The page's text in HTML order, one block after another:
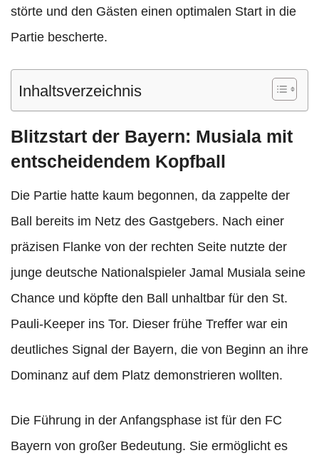
störte und den Gästen einen optimalen Start in die
Partie bescherte.
Inhaltsverzeichnis
Blitzstart der Bayern: Musiala mit
entscheidendem Kopfball
Die Partie hatte kaum begonnen, da zappelte der
Ball bereits im Netz des Gastgebers. Nach einer
präzisen Flanke von der rechten Seite nutzte der
junge deutsche Nationalspieler Jamal Musiala seine
Chance und köpfte den Ball unhaltbar für den St.
Pauli-Keeper ins Tor. Dieser frühe Treffer war ein
deutliches Signal der Bayern, die von Beginn an ihre
Dominanz auf dem Platz demonstrieren wollten.
Die Führung in der Anfangsphase ist für den FC
Bayern von großer Bedeutung. Sie ermöglicht es